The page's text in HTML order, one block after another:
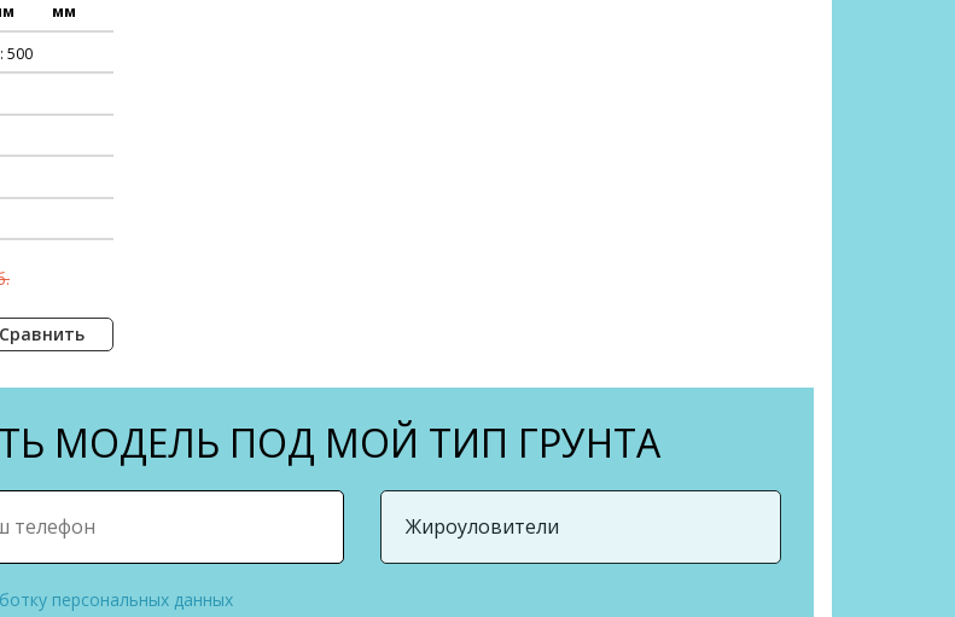
мм
500
Сравнить
МОДЕЛЬ ПОД МОЙ ТИП ГРУНТА
персональных данных